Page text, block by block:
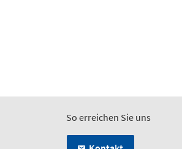
So erreichen Sie uns